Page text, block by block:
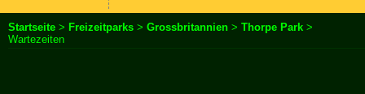
Startseite > Freizeitparks > Grossbritannien > Thorpe Park >
Wartezeiten